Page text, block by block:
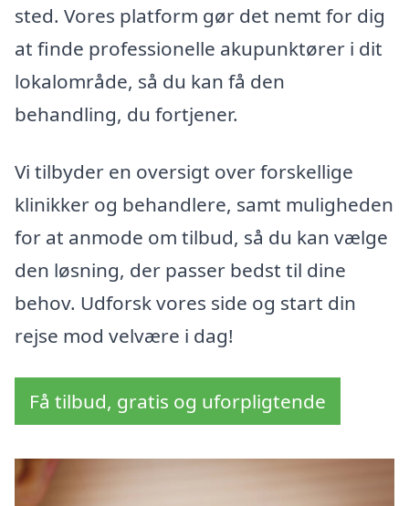
sted. Vores platform gør det nemt for dig
at finde professionelle akupunktører i dit
lokalområde, så du kan få den
behandling, du fortjener.
Vi tilbyder en oversigt over forskellige
klinikker og behandlere, samt muligheden
for at anmode om tilbud, så du kan vælge
den løsning, der passer bedst til dine
behov. Udforsk vores side og start din
rejse mod velvære i dag!
Få tilbud, gratis og uforpligtende